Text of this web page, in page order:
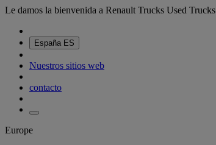
Le damos la bienvenida a Renault Trucks Used Trucks
España ES
Nuestros sitios web
contacto
Europe